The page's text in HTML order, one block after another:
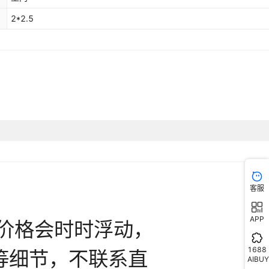
2*2.5
客服
APP
1688
AIBUY